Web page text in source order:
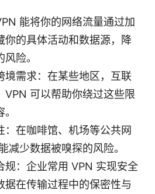
能将你的网络流量通过加
你的具体活动和数据源，降
险。
境需求：在某些地区，互联
VPN 可以帮助你绕过这些限
：在咖啡馆、机场等公共网
减少数据被嗅探的风险。
规：企业常用 VPN 实现安全
据在传输过程中的保密性与